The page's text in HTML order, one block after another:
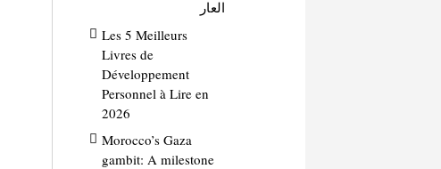
العار
Les 5 Meilleurs
Livres de
Développement
Personnel à Lire en
2026
Morocco’s Gaza
gambit: A milestone